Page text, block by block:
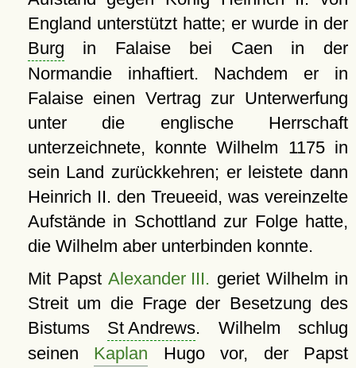
England unterstützt hatte; er wurde in der
Burg in Falaise bei Caen in der
Normandie inhaftiert. Nachdem er in
Falaise einen Vertrag zur Unterwerfung
unter die englische Herrschaft
unterzeichnete, konnte Wilhelm 1175 in
sein Land zurückkehren; er leistete dann
Heinrich II. den Treueeid, was vereinzelte
Aufstände in Schottland zur Folge hatte,
die Wilhelm aber unterbinden konnte.
Mit PapstAlexander III. geriet Wilhelm in
Streit um die Frage der Besetzung des
Bistums St Andrews. Wilhelm schlug
seinen Kaplan Hugo vor, der Papst